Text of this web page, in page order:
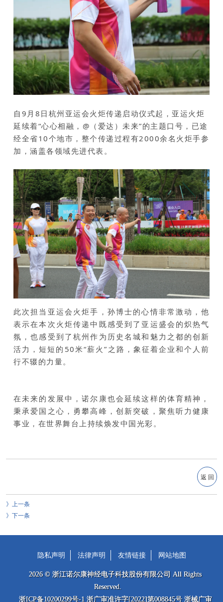
自9月8日杭州亚运会火炬传递启动仪式起，亚运火炬
延续着“心心相融，@（爱达）未来”的主题口号，已途
经全省10个地市，整个传递过程有2000余名火炬手参
加，涵盖各领域先进代表。
此次担当亚运会火炬手，孙博士的心情非常激动，他
表示在本次火炬传递中既感受到了亚运盛会的炽热气
氛，也感受到了杭州作为历史名城和魅力之都的创新
活力，短短的50米“薪火”之路，象征着企业和个人前
行不辍的力量。
在未来的发展中，诺尔康也会延续这样的体育精神，
秉承爱国之心，勇攀高峰，创新突破，聚焦听力健康
事业，在世界舞台上持续焕发中国光彩。
返 回
上一条
下一条
隐私声明 法律声明 友情链接 网站地图
2026 © 浙江诺尔康神经电子科技股份有限公司 All Rights
Reserved.
浙ICP备10200299号-1 浙广审准许字[2022]第008845号 浙械广审